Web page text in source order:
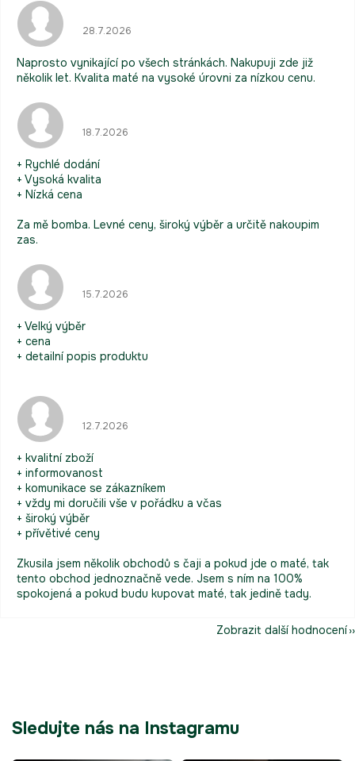
28.7.2026
Naprosto vynikající po všech stránkách. Nakupuji zde již
několik let. Kvalita maté na vysoké úrovni za nízkou cenu.
18.7.2026
+ Rychlé dodání
+ Vysoká kvalita
+ Nízká cena
Za mě bomba. Levné ceny, široký výběr a určitě nakoupim
zas.
15.7.2026
+ Velký výběr
+ cena
+ detailní popis produktu
12.7.2026
+ kvalitní zboží
+ informovanost
+ komunikace se zákazníkem
+ vždy mi doručili vše v pořádku a včas
+ široký výběr
+ přívětivé ceny
Zkusila jsem několik obchodů s čaji a pokud jde o maté, tak
tento obchod jednoznačně vede. Jsem s ním na 100%
spokojená a pokud budu kupovat maté, tak jedině tady.
Zobrazit další hodnocení
Sledujte nás na Instagramu